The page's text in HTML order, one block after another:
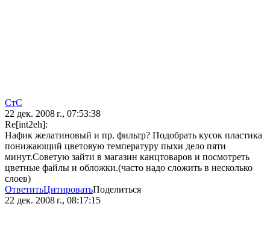
СтС
22 дек. 2008 г., 07:53:38
Re[int2eh]:
Нафик желатиновый и пр. фильтр? Подобрать кусок пластика
понижающий цветовую температуру пыхи дело пяти
минут.Советую зайти в магазин канцтоваров и посмотреть
цветные файлы и обложки.(часто надо сложить в несколько
слоев)
ОтветитьЦитироватьПоделиться
22 дек. 2008 г., 08:17:15